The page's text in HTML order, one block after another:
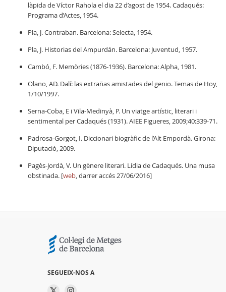
làpida de Víctor Rahola el dia 22 d’agost de 1954. Cadaqués:
Programa d’Actes, 1954.
Pla, J. Contraban. Barcelona: Selecta, 1954.
Pla, J. Historias del Ampurdán. Barcelona: Juventud, 1957.
Cambó, F. Memòries (1876-1936). Barcelona: Alpha, 1981.
Olano, AD. Dalí: las extrañas amistades del genio. Temas de Hoy,
1/10/1997.
Serna-Coba, E i Vila-Medinyà, P. Un viatge artístic, literari i
sentimental per Cadaqués (1931). AIEE Figueres, 2009;40:339-71.
Padrosa-Gorgot, I. Diccionari biogràfic de l’Alt Empordà. Girona:
Diputació, 2009.
Pagès-Jordà, V. Un gènere literari. Lídia de Cadaqués. Una musa
obstinada. [web, darrer accés 27/06/2016]
SEGUEIX-NOS A